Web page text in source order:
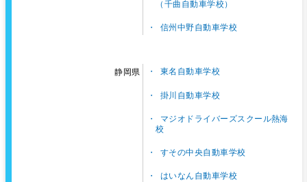
（千曲自動車学校）
信州中野自動車学校
静岡県 東名自動車学校
掛川自動車学校
マジオドライバーズスクール熱海
校
すその中央自動車学校
はいなん自動車学校